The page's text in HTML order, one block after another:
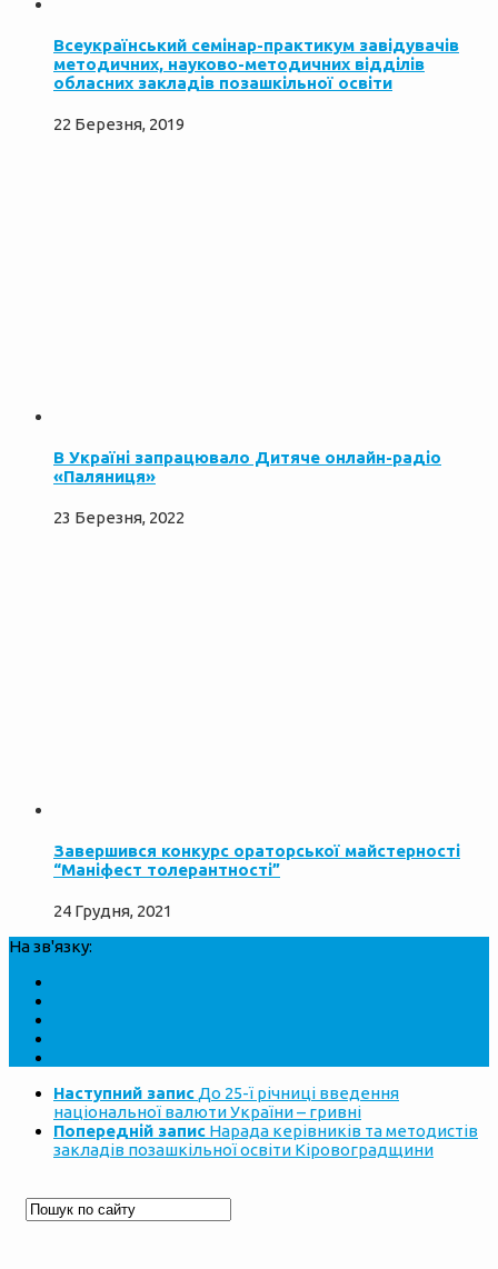
Всеукраїнський семінар-практикум завідувачів
методичних, науково-методичних відділів
обласних закладів позашкільної освіти
22 Березня, 2019
В Україні запрацювало Дитяче онлайн-радіо
«Паляниця»
23 Березня, 2022
Завершився конкурс ораторської майстерності
“Маніфест толерантності”
24 Грудня, 2021
На зв'язку:
Наступний запис До 25-ї річниці введення
національної валюти України – гривні
Попередній запис Нарада керівників та методистів
закладів позашкільної освіти Кіровоградщини